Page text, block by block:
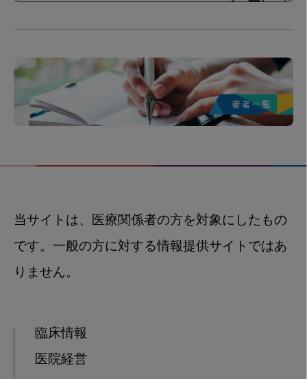
当サイトは、医療関係者の方を対象にしたもの
です。一般の方に対する情報提供サイトではあ
りません。
臨床情報
医院経営